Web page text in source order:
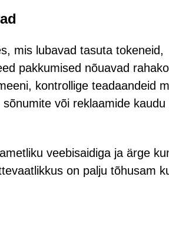
mis lubavad tasuta tokeneid,
pakkumised nõuavad
kontrollige teadaandeid
või reklaamide kaudu
veebisaidiga ja ärge
on palju tõhusam